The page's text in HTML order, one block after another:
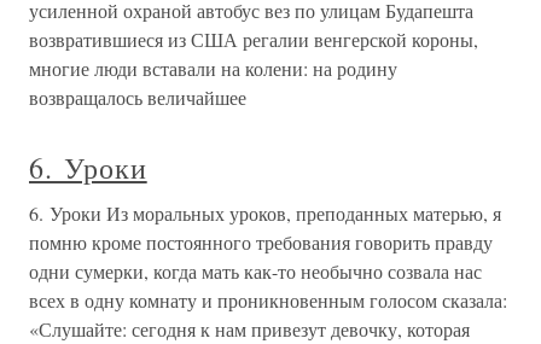
усиленной охраной автобус вез по улицам Будапешта
возвратившиеся из США регалии венгерской короны,
многие люди вставали на колени: на родину
возвращалось величайшее
6. Уроки
6. Уроки Из моральных уроков, преподанных матерью, я
помню кроме постоянного требования говорить правду
одни сумерки, когда мать как-то необычно созвала нас
всех в одну комнату и проникновенным голосом сказала:
«Слушайте: сегодня к нам привезут девочку, которая